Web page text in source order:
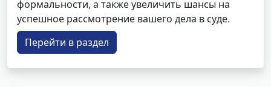
формальности, а также увеличить шансы на
успешное рассмотрение вашего дела в суде.
Перейти в раздел